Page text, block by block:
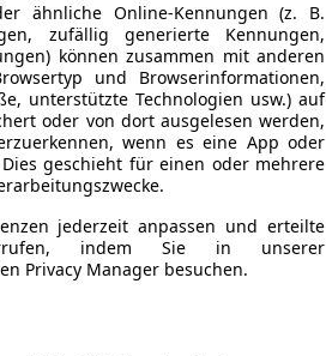
ähnliche Online-Kennungen (z. B.
zufällig generierte Kennungen,
können zusammen mit anderen
und Browserinformationen,
unterstützte Technologien usw.) auf
oder von dort ausgelesen werden,
wenn es eine App oder
geschieht für einen oder mehrere
jederzeit anpassen und erteilte
indem Sie in unserer
Privacy Manager besuchen.